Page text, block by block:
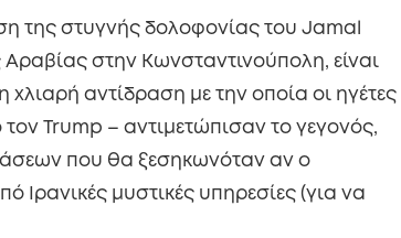
της στυγνής δολοφονίας του Jamal
στην Κωνσταντινούπολη, είναι
αντίδραση με την οποία οι ηγέτες
Trump – αντιμετώπισαν το γεγονός,
που θα ξεσηκωνόταν αν ο
Ιρανικές μυστικές υπηρεσίες (για να